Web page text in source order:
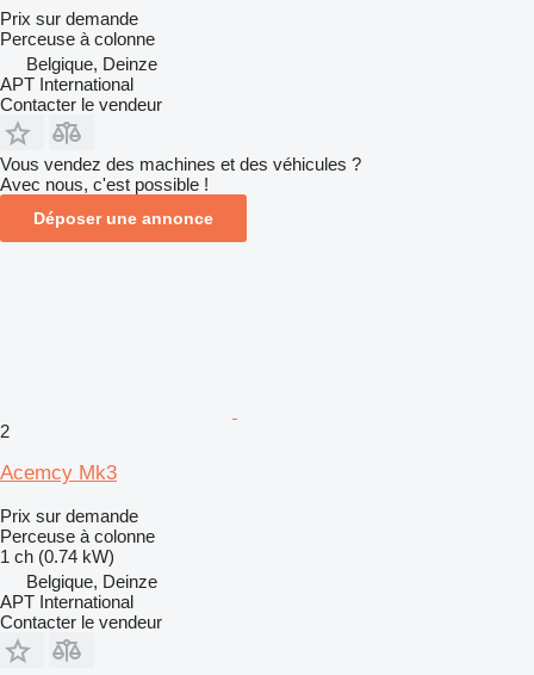
Prix sur demande
Perceuse à colonne
Belgique, Deinze
APT International
Contacter le vendeur
Vous vendez des machines et des véhicules ?
Avec nous, c'est possible !
Déposer une annonce
2
Acemcy Mk3
Prix sur demande
Perceuse à colonne
1 ch (0.74 kW)
Belgique, Deinze
APT International
Contacter le vendeur